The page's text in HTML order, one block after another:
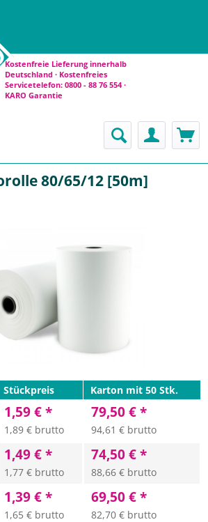
Kostenfreie Lieferung innerhalb
Deutschland · Kostenfreies
Servicetelefon: 0800 - 88 76 554 ·
KARO Garantie
80/65/12 [50m]
Stückpreis
Karton mit 50 Stk.
1,59 € *
1,89 € brutto
79,50 € *
94,61 € brutto
1,49 € *
1,77 € brutto
74,50 € *
88,66 € brutto
1,39 € *
1,65 € brutto
69,50 € *
82,70 € brutto